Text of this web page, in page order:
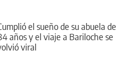
el sueño de su abuela de
años y el viaje a Bariloche se
viral